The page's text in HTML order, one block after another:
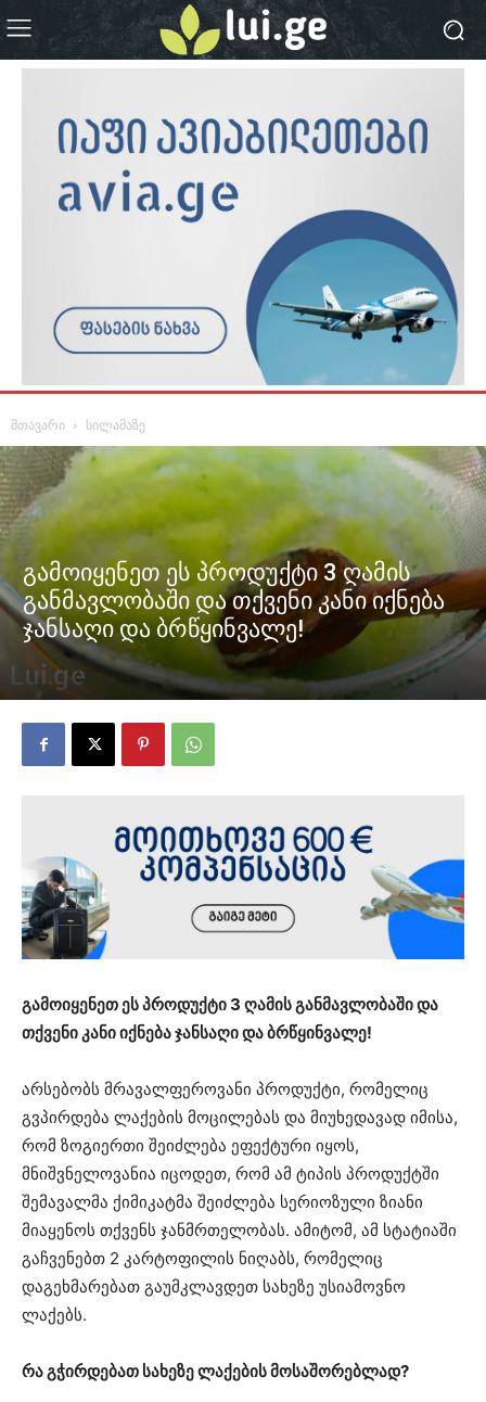
მთავარი სილამაზე
გამოიყენეთ ეს პროდუქტი 3 ღამის
განმავლობაში და თქვენი კანი იქნება
ჯანსაღი და ბრწყინვალე!
გამოიყენეთ ეს პროდუქტი 3 ღამის განმავლობაში და
თქვენი კანი იქნება ჯანსაღი და ბრწყინვალე!
არსებობს მრავალფეროვანი პროდუქტი, რომელიც
გვპირდება ლაქების მოცილებას და მიუხედავად იმისა,
რომ ზოგიერთი შეიძლება ეფექტური იყოს,
მნიშვნელოვანია იცოდეთ, რომ ამ ტიპის პროდუქტში
შემავალმა ქიმიკატმა შეიძლება სერიოზული ზიანი
მიაყენოს თქვენს ჯანმრთელობას. ამიტომ, ამ სტატიაში
გაჩვენებთ 2 კარტოფილის ნიღაბს, რომელიც
დაგეხმარებათ გაუმკლავდეთ სახეზე უსიამოვნო
ლაქებს.
რა გჭირდებათ სახეზე ლაქების მოსაშორებლად?